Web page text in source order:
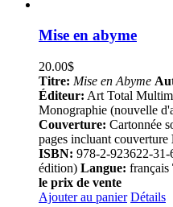
Mise en abyme
20.00$
Titre: Mise en Abyme
Éditeur: Art Total
Monographie (nouvelle
Couverture: Cartonnée
pages incluant couverture
ISBN: 978-2-923622-31-
édition) Langue: français
le prix de vente
Ajouter au panier Détails